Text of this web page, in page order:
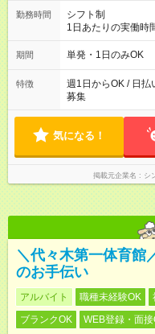
【試用期間】試用期
勤務時間
シフト制
1日あたりの実働時間：最大8時
18：00 ■20：00～翌5：00 な
間・休憩1時間／日
期間 単発・1日のみOK
特徴
週1日からOK / 日払
募集
気になる！
掲載元企業名 シ
＼代々木第一体育
のお手伝い
アルバイト 職種未経験OK
ブランクOK
WEB登録・面